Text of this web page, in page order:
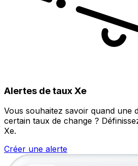
Alertes de taux Xe
Vous souhaitez savoir quand une
certain taux de change ?
Xe.
Créer une alerte